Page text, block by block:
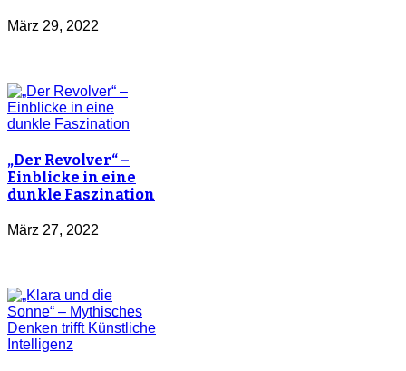
März 29, 2022
„Der Revolver“ –
Einblicke in eine
dunkle Faszination
März 27, 2022